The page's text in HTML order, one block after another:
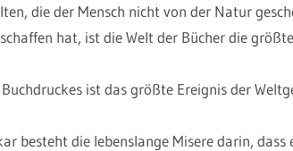
die der Mensch nicht von der Natur
hat, ist die Welt der Bücher die
ist das größte Ereignis der
besteht die lebenslange Misere darin, dass